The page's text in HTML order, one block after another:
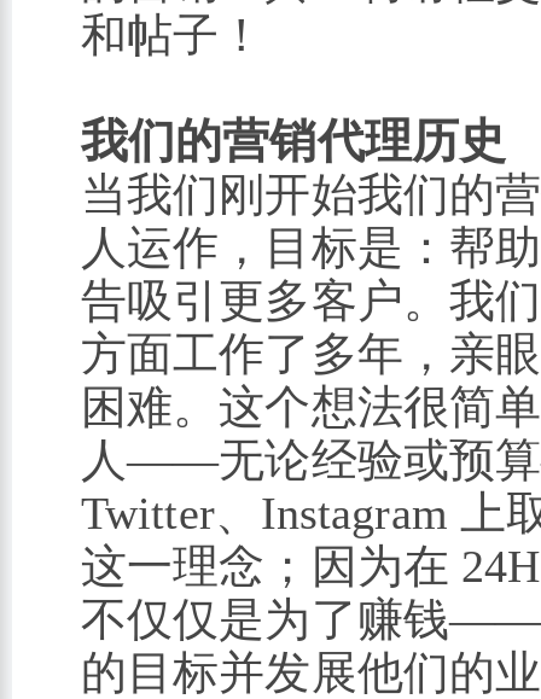
和帖子！
我们的营销代理历史
当我们刚开始我们的
人运作，目标是：帮
告吸引更多客户。我
方面工作了多年，亲
困难。这个想法很简
人——无论经验或预
Twitter、Instagram
这一理念；因为在
不仅仅是为了赚钱——
的目标并发展他们的